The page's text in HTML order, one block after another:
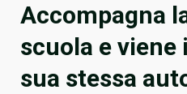
Accompagna
scuola e
sua stessa